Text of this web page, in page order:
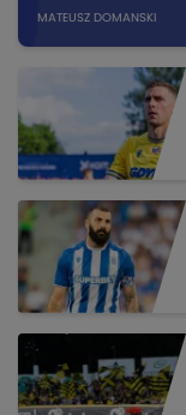
MATEUSZ DOMANSKI